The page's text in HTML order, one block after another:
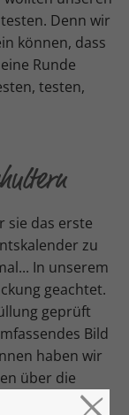
Denn wir
können, dass
Runde
testen,
sie das erste
zu
In unserem
geachtet.
geprüft
Bild
haben wir
über die